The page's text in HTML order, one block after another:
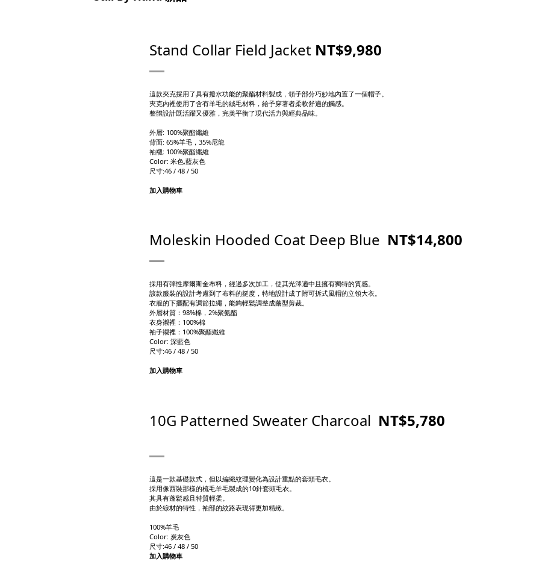
Stand Collar Field Jacket NT$9,980
這款夾克採用了具有撥水功能的聚酯材料製成，領子部分巧妙地內置了一個帽子。
夾克內裡使用了含有羊毛的絨毛材料，給予穿著者柔軟舒適的觸感。
整體設計既活躍又優雅，完美平衡了現代活力與經典品味。
外層: 100%聚酯纖維
背面: 65%羊毛，35%尼龍
袖襯: 100%聚酯纖維
Color: 米色,藍灰色
尺寸:46 / 48 / 50
加入購物車
Moleskin Hooded Coat Deep Blue NT$14,800
採用有彈性摩爾斯金布料，經過多次加工，使其光澤適中且擁有獨特的質感。
該款服裝的設計考慮到了布料的挺度，特地設計成了附可拆式風帽的立領大衣。
衣服的下擺配有調節拉繩，能夠輕鬆調整成繭型剪裁。
外層材質：98%棉，2%聚氨酯
衣身襯裡：100%棉
袖子襯裡：100%聚酯纖維
Color: 深藍色
尺寸:46 / 48 / 50
加入購物車
10G Patterned Sweater Charcoal NT$5,780
這是一款基礎款式，但以編織紋理變化為設計重點的套頭毛衣。
採用像西裝那樣的梳毛羊毛製成的10針套頭毛衣。
其具有蓬鬆感且特質輕柔。
由於線材的特性，袖部的紋路表現得更加精緻。
100%羊毛
Color: 炭灰色
尺寸:46 / 48 / 50
加入購物車